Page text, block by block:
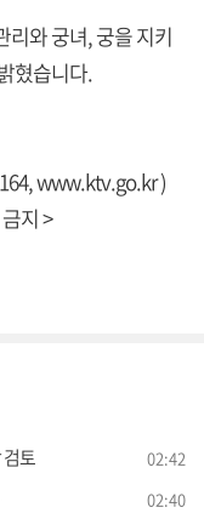
와 궁녀, 궁을 지키
혔습니다.
www.ktv.go.kr)
지 >
토 02:42
02:40